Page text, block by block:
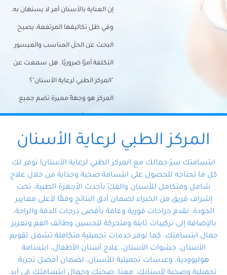
إن العناية بالأسنان أمر لا يستهان به،
وفي ظل تكاليفها المرتفعة، يصبح
البحث عن الحل المناسب والميسور
التكلفة أمرًا ضروريًا. هل سمعت عن
"المركز الطبي لرعاية الأسنان"؟
المركز هو وجهةً مميزة تضم جميع
احتياجات الأسنان تحت سقف واحد،
وتضمن لك حلاً شاملًا لجميع
المتخصص ذوي الخبرة، ستجد نفسك
في أيد أمينة تلبي احتياجاتك بكل
احترافية ودقة.
المركز الطبي لرعاية الأسنان
ابتسامتك سرّ جمالك مع المركز الطبي لرعاية الأسنان! نوفر لك
كل ما تحتاجه للحصول على ابتسامة صحية وجذابة من خلال علاج
شامل ومتكامل للأسنان والفكّ بأحدث الأجهزة الطبية، تحت
إشراف فريق من الخبراء لضمان أدق النتائج وفقًا لأعلى معايير
الجودة. نقدم جراحات فورية وعامة بأقصى درجات الدقة والراحة،
بالإضافة إلى تركيبات ثابتة ومتحركة لتحسين وظائف الفم وتعزيز
جمال ابتسامتك. كما نوفر خدمات تجميلية متكاملة تشمل تقويم
الأسنان، حشوات الأسنان، علاج أسنان الأطفال، ابتسامة
هوليوودية، وعدسات تجميلية للأسنان، لضمان أفضل تجربة
تجميلية وصحية لأسنانك. معنا، صحتك وجمال ابتسامتك في أيدٍ